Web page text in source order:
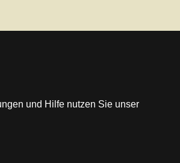
und Hilfe nutzen Sie unser
vorbei – öffnet in neuem Tab (externer